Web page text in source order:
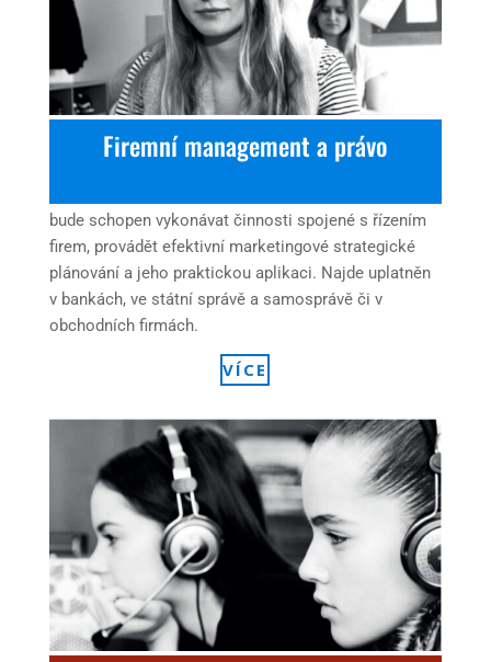
Firemní management a právo
bude schopen vykonávat činnosti spojené s řízením
firem, provádět efektivní marketingové strategické
plánování a jeho praktickou aplikaci. Najde uplatněn
v bankách, ve státní správě a samosprávě či v
obchodních firmách.
VÍCE